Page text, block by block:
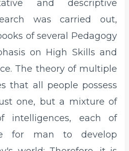
and descriptive
was carried out,
of several Pedagogy
on High Skills and
The theory of multiple
that all people possess
one, but a mixture of
intelligences, each of
for man to develop